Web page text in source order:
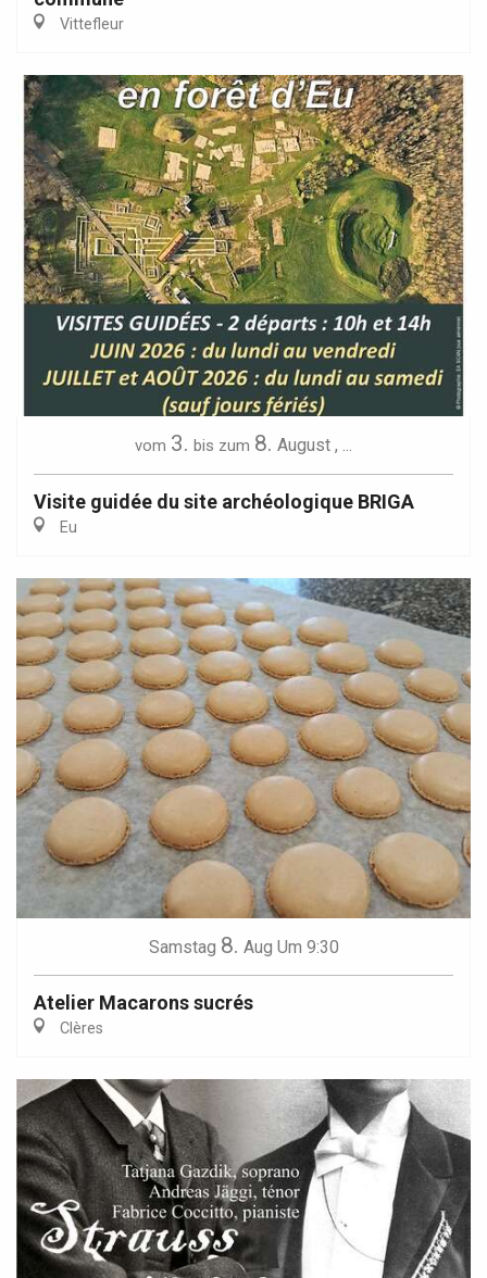
Vittefleur
vom 3. bis zum 8. August ,
Visite guidée du site archéologique BRIGA
Eu
Samstag 8. Aug Um 9:30
Atelier Macarons sucrés
Clères